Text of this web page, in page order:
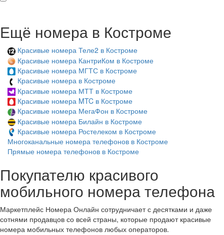
Ещё номера в Костроме
Красивые номера Теле2 в Костроме
Красивые номера КантриКом в Костроме
Красивые номера МГТС в Костроме
Красивые номера в Костроме
Красивые номера МТТ в Костроме
Красивые номера MTC в Костроме
Красивые номера МегаФон в Костроме
Красивые номера Билайн в Костроме
Красивые номера Ростелеком в Костроме
Многоканальные номера телефонов в Костроме
Прямые номера телефонов в Костроме
Покупателю красивого
мобильного номера телефона
Маркетплейс Номера Онлайн сотрудничает с десятками и даже
сотнями продавцов со всей страны, которые продают красивые
номера мобильных телефонов любых операторов.